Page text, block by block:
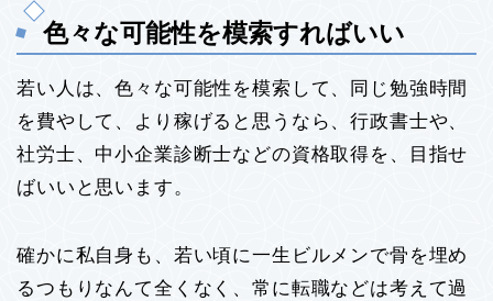
色々な可能性を模索すればいい
若い人は、色々な可能性を模索して、同じ勉強時間
を費やして、より稼げると思うなら、行政書士や、
社労士、中小企業診断士などの資格取得を、目指せ
ばいいと思います。
確かに私自身も、若い頃に一生ビルメンで骨を埋め
るつもりなんて全くなく、常に転職などは考えて過